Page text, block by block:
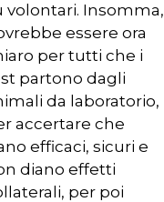
volontari. Insomma,
essere ora
per tutti che i
partono dagli
da laboratorio,
accertare che
efficaci, sicuri e
diano effetti
per poi